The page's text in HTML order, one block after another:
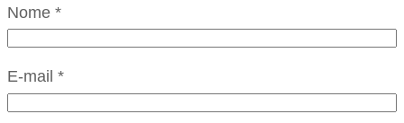
Nome *
E-mail *